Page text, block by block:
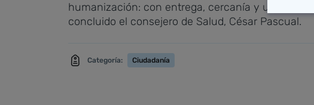
humanización: con entrega, cercanía y una
concluido el consejero de Salud, César Pascual.
Categoría: Ciudadanía